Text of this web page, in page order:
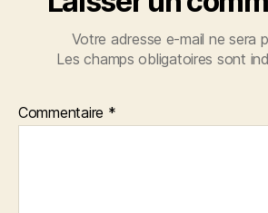
Votre adresse e-mail ne sera
Les champs obligatoires sont
Commentaire *